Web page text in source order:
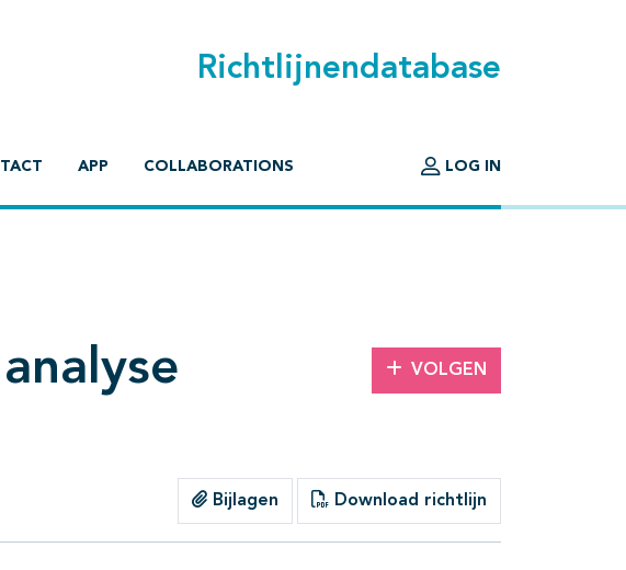
Richtlijnendatabase
APP COLLABORATIONS LOG IN
VOLGEN
Bijlagen Download richtlijn